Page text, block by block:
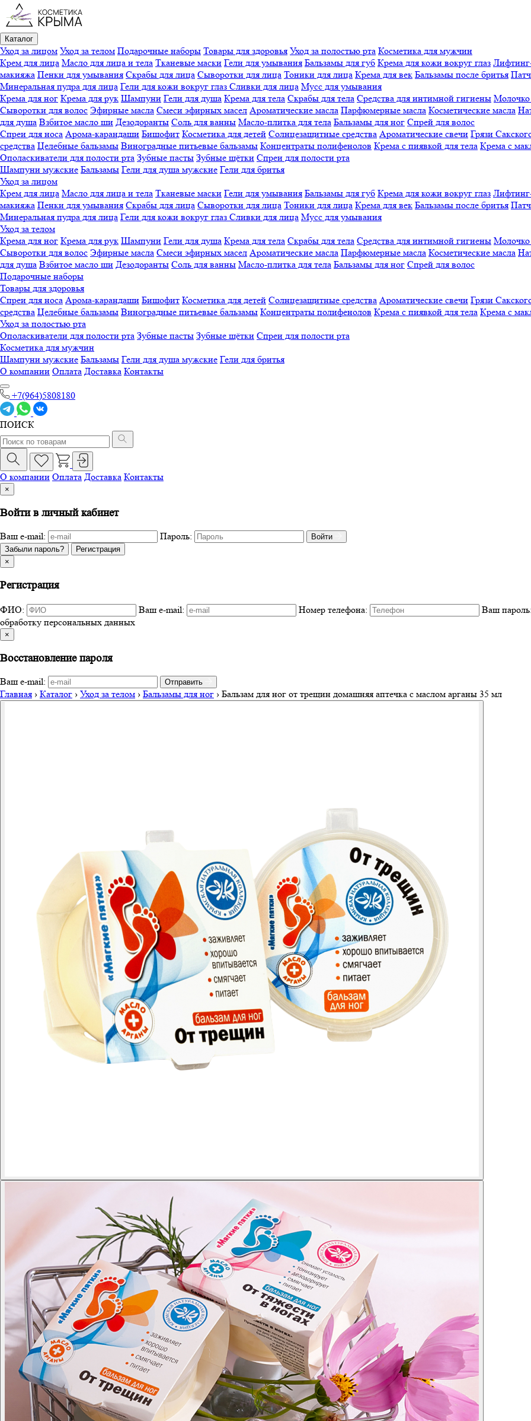
Каталог
Уход за лицом Уход за телом Подарочные наборы Товары для здоровья Уход за полостью рта Косметика для мужчин
Крем для лица Масло для лица и тела Тканевые маски Гели для умывания Бальзамы для губ Крема для кожи вокруг глаз
макияжа Пенки для умывания Скрабы для лица Сыворотки для лица Тоники для лица Крема для век Бальзамы после бритья
Минеральная пудра для лица Гели для кожи вокруг глаз Сливки для лица Мусс для умывания
Крема для ног Крема для рук Шампуни Гели для душа Крема для тела Скрабы для тела Средства для интимной гигиены Молочко
Сыворотки для волос Эфирные масла Смеси эфирных масел Ароматические масла Парфюмерные масла Косметические масла
для душа Взбитое масло ши Дезодоранты Соль для ванны Масло-плитка для тела Бальзамы для ног Спрей для волос
Спреи для носа Арома-карандаши Бишофит Косметика для детей Солнцезащитные средства Ароматические свечи Грязи
средства Целебные бальзамы Виноградные питьевые бальзамы Концентраты полифенолов Крема с пиявкой для тела Крема с
Ополаскиватели для полости рта Зубные пасты Зубные щётки Спреи для полости рта
Шампуни мужские Бальзамы Гели для душа мужские Гели для бритья
Уход за лицом
Крем для лица Масло для лица и тела Тканевые маски Гели для умывания Бальзамы для губ Крема для кожи вокруг глаз
макияжа Пенки для умывания Скрабы для лица Сыворотки для лица Тоники для лица Крема для век Бальзамы после бритья
Минеральная пудра для лица Гели для кожи вокруг глаз Сливки для лица Мусс для умывания
Уход за телом
Крема для ног Крема для рук Шампуни Гели для душа Крема для тела Скрабы для тела Средства для интимной гигиены Молочко
Сыворотки для волос Эфирные масла Смеси эфирных масел Ароматические масла Парфюмерные масла Косметические масла
для душа Взбитое масло ши Дезодоранты Соль для ванны Масло-плитка для тела Бальзамы для ног Спрей для волос
Подарочные наборы
Товары для здоровья
Спреи для носа Арома-карандаши Бишофит Косметика для детей Солнцезащитные средства Ароматические свечи Грязи
средства Целебные бальзамы Виноградные питьевые бальзамы Концентраты полифенолов Крема с пиявкой для тела Крема с
Уход за полостью рта
Ополаскиватели для полости рта Зубные пасты Зубные щётки Спреи для полости рта
Косметика для мужчин
Шампуни мужские Бальзамы Гели для душа мужские Гели для бритья
О компании Оплата Доставка Контакты
+7(964)5808180
ПОИСК
О компании Оплата Доставка Контакты
×
Войти в личный кабинет
Ваш e-mail: Пароль:
Войти
Забыли пароль?
Регистрация
×
Регистрация
ФИО: Ваш e-mail: Номер телефона: Ваш пароль:
обработку персональных данных
×
Восстановление пароля
Ваш e-mail: Отправить
Главная › Каталог › Уход за телом › Бальзамы для ног › Бальзам для ног от трещин домашняя аптечка с маслом арганы 35 мл